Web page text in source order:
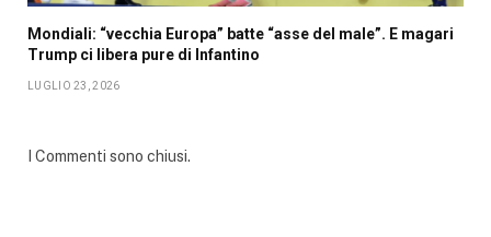
Mondiali: “vecchia Europa” batte “asse del male”. E magari
Trump ci libera pure di Infantino
LUGLIO 23, 2026
I Commenti sono chiusi.